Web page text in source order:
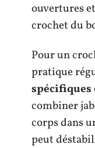
ouvertures
crochet du
Pour un
pratique
spécifiques
combiner
corps dans
peut